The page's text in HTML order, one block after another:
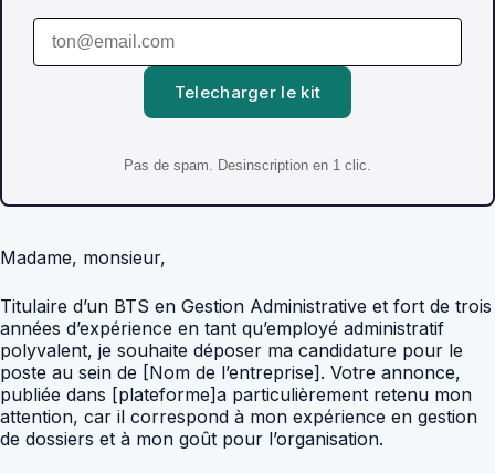
Telecharger le kit
Pas de spam. Desinscription en 1 clic.
Madame, monsieur,
Titulaire d’un BTS en Gestion Administrative et fort de trois
années d’expérience en tant qu’employé administratif
polyvalent, je souhaite déposer ma candidature pour le
poste au sein de [Nom de l’entreprise]. Votre annonce,
publiée dans [plateforme]a particulièrement retenu mon
attention, car il correspond à mon expérience en gestion
de dossiers et à mon goût pour l’organisation.